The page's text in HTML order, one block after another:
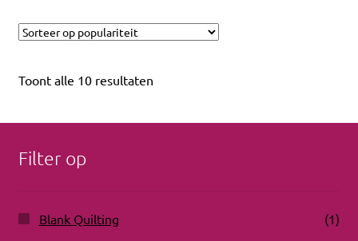
Toont alle 10 resultaten
Filter op
Blank Quilting
(1)